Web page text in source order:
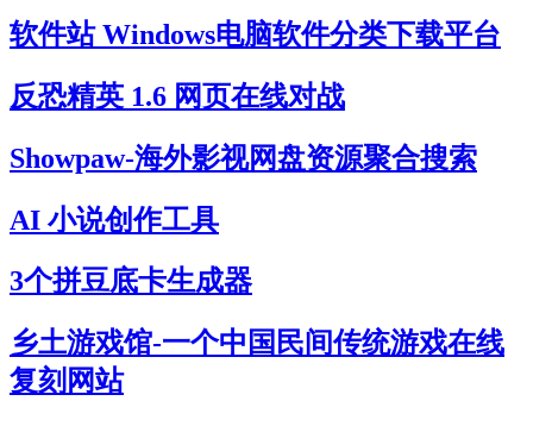
软件站 Windows电脑软件分类下载平台
反恐精英 1.6 网页在线对战
Showpaw-海外影视网盘资源聚合搜索
AI 小说创作工具
3个拼豆底卡生成器
乡土游戏馆-一个中国民间传统游戏在线
复刻网站